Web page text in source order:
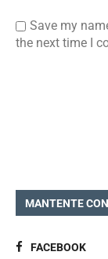
Save my
the next time I
MANTENTE
FACEBOOK